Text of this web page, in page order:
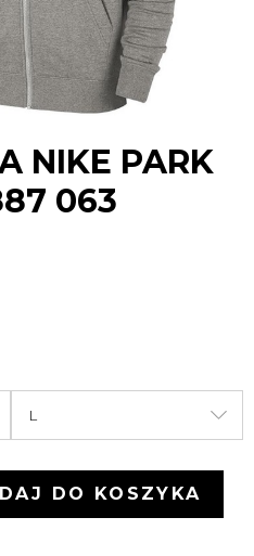
NIKE PARK
063
DO KOSZYKA